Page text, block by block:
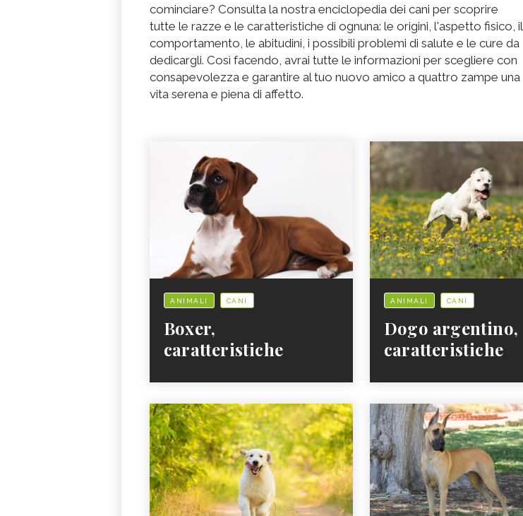
cominciare? Consulta la nostra enciclopedia dei cani per scoprire
tutte le razze e le caratteristiche di ognuna: le origini, l'aspetto fisico, il
comportamento, le abitudini, i possibili problemi di salute e le cure da
dedicargli. Così facendo, avrai tutte le informazioni per scegliere con
consapevolezza e garantire al tuo nuovo amico a quattro zampe una
vita serena e piena di affetto.
ANIMALI CANI
Boxer,
caratteristiche
ANIMALI CANI
Dogo argentino,
caratteristiche